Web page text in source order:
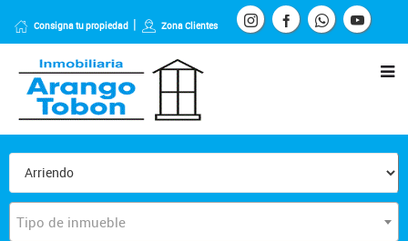
Consigna tu propiedad Zona Clientes
Tipo de inmueble